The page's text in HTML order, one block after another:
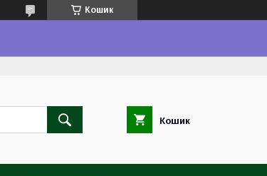
Кошик
Кошик